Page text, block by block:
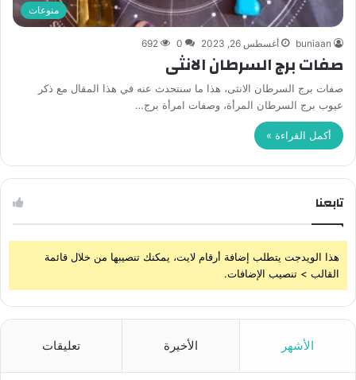
منوعات
buniaan أغسطس 26, 2023 0
692
صفات برج السرطان الانثى
صفات برج السرطان الانثى، هذا ما سنتحدث عنه في هذا المقال مع ذكر
عيوب برج السرطان المرأة، وصفات امرأة برج…
أكمل القراءة »
تابعنا
هذا الويدجت يتطلب إضافة أرقام لايت، يمكنك تنصيبها من خلال قائمة
القالب > تنصيب الإضافات.
الأشهر الأخيرة تعليقات